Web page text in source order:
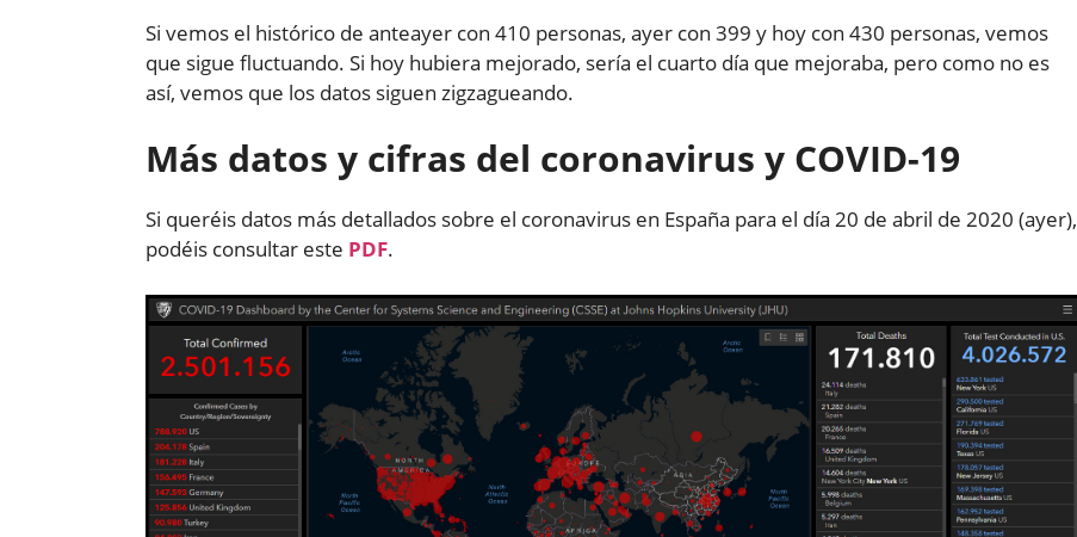
Si vemos el histórico de anteayer con 410 personas, ayer con 399 y hoy con 430 personas, vemos
que sigue fluctuando. Si hoy hubiera mejorado, sería el cuarto día que mejoraba, pero como no es
así, vemos que los datos siguen zigzagueando.
Más datos y cifras del coronavirus y COVID-19
Si queréis datos más detallados sobre el coronavirus en España para el día 20 de abril de 2020 (ayer),
podéis consultar este PDF.